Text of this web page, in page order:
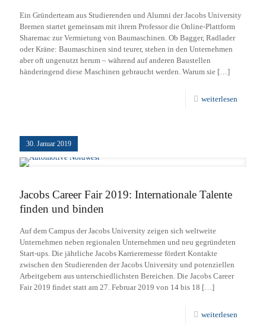
Ein Gründerteam aus Studierenden und Alumni der Jacobs University
Bremen startet gemeinsam mit ihrem Professor die Online-Plattform
Sharemac zur Vermietung von Baumaschinen. Ob Bagger, Radlader
oder Kräne: Baumaschinen sind teurer, stehen in den Unternehmen
aber oft ungenutzt herum – während auf anderen Baustellen
händeringend diese Maschinen gebraucht werden. Warum sie […]
weiterlesen
30. Januar 2019
Jacobs Career Fair 2019: Internationale Talente
finden und binden
Auf dem Campus der Jacobs University zeigen sich weltweite
Unternehmen neben regionalen Unternehmen und neu gegründeten
Start-ups. Die jährliche Jacobs Karrieremesse fördert Kontakte
zwischen den Studierenden der Jacobs University und potenziellen
Arbeitgebern aus unterschiedlichsten Bereichen. Die Jacobs Career
Fair 2019 findet statt am 27. Februar 2019 von 14 bis 18 […]
weiterlesen